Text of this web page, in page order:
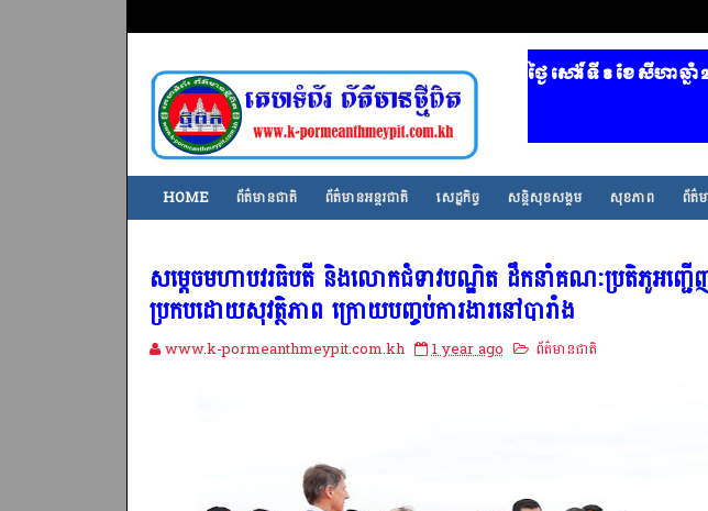
ថ្ងៃ សៅរ៍ ទី 8​ ខែ សីហា ឆ្នាំ
HOME ព័ត៌មានជាតិ ព័ត៌មានអន្តរជាតិ សេដ្ឋកិច្ច សន្តិសុខសង្គម សុខភាព ព័ត៌ម
សម្តេចមហាបវរធិបតី និងលោកជំទាវបណ្ឌិត ដឹកនាំគណៈប្រតិភូអញ្ជើ
ប្រកបដោយសុវត្ថិភាព ក្រោយបញ្ចប់ការងារនៅបារាំង
www.k-pormeanthmeypit.com.kh 1 year ago ព័ត៌មានជាតិ